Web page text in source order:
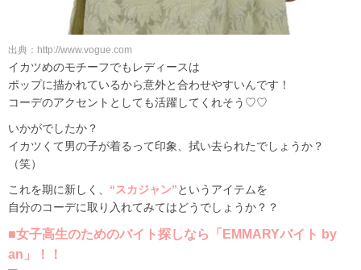
出典：http://www.vogue.com
イカツめのモチーフでもレディースは
ポップに描かれているから意外と合わせやすいんです！
コーデのアクセントとしても活躍してくれそう♡♡
いかがでしたか？
イカツくて男の子が着るって印象、拭い去られたでしょうか？
（笑）
これを期に新しく、 “スカジャン”というアイテムを
自分のコーデに取り入れてみてはどうでしょうか？？
■女子高生のためのバイト探しなら「EMMARYバイト by
an」！！